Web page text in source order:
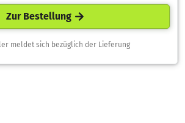
Zur Bestellung
meldet sich bezüglich der Lieferung